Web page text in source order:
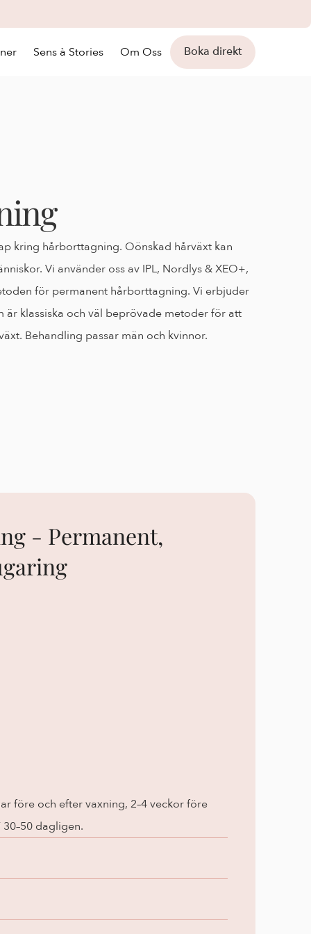
Sens à Stories Om Oss Boka direkt
kring hårborttagning. Oönskad hårväxt kan
Vi använder oss av IPL, Nordlys & XEO+,
för permanent hårborttagning. Vi erbjuder
är klassiska och väl beprövade metoder för att
Behandling passar män och kvinnor.
- Permanent,
före och efter vaxning, 2–4 veckor före
30–50 dagligen.